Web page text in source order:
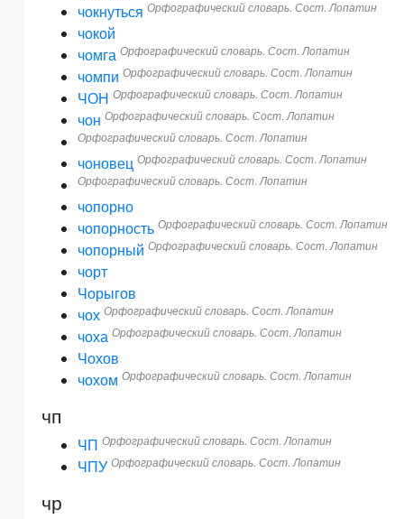
чокнуться Орфографический словарь. Сост. Лопатин
чокой
чомга Орфографический словарь. Сост. Лопатин
чомпи Орфографический словарь. Сост. Лопатин
ЧОН Орфографический словарь. Сост. Лопатин
чон Орфографический словарь. Сост. Лопатин
Орфографический словарь. Сост. Лопатин
чоновец Орфографический словарь. Сост. Лопатин
Орфографический словарь. Сост. Лопатин
чопорно
чопорность Орфографический словарь. Сост. Лопатин
чопорный Орфографический словарь. Сост. Лопатин
чорт
Чорыгов
чох Орфографический словарь. Сост. Лопатин
чоха Орфографический словарь. Сост. Лопатин
Чохов
чохом Орфографический словарь. Сост. Лопатин
чп
ЧП Орфографический словарь. Сост. Лопатин
ЧПУ Орфографический словарь. Сост. Лопатин
чр